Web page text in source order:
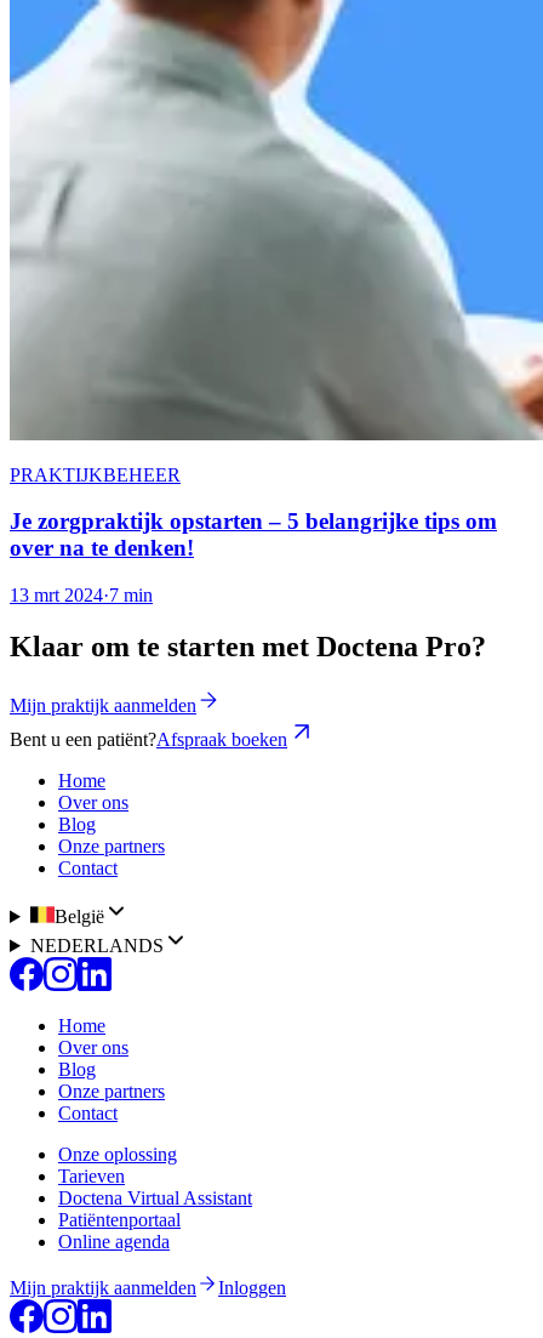
PRAKTIJKBEHEER
Je zorgpraktijk opstarten – 5 belangrijke tips om
over na te denken!
13 mrt 2024·7 min
Klaar om te starten met Doctena Pro?
Mijn praktijk aanmelden
Bent u een patiënt?Afspraak boeken
Home
Over ons
Blog
Onze partners
Contact
België
NEDERLANDS
Home
Over ons
Blog
Onze partners
Contact
Onze oplossing
Tarieven
Doctena Virtual Assistant
Patiëntenportaal
Online agenda
Mijn praktijk aanmelden Inloggen